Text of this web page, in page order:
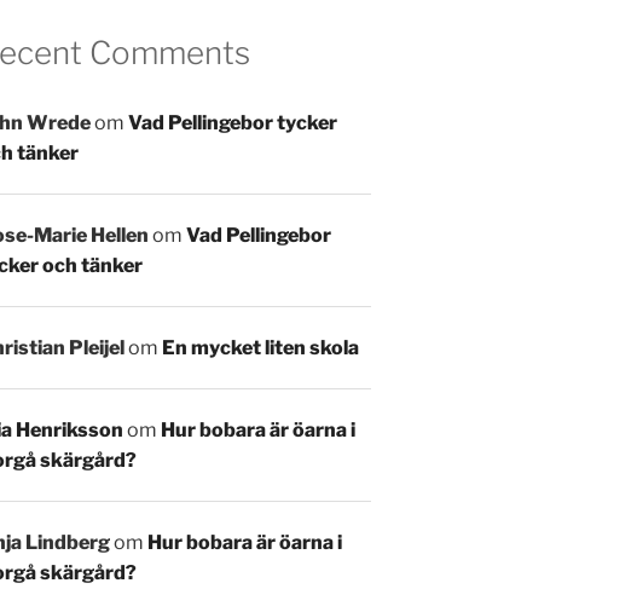
Comments
Wredeom Vad Pellingebor tycker
tänker
Marie Hellen om Vad Pellingebor
och tänker
Pleijelom En mycket liten skola
Henriksson om Hur bobara är öarna i
skärgård?
Lindbergom Hur bobara är öarna i
skärgård?